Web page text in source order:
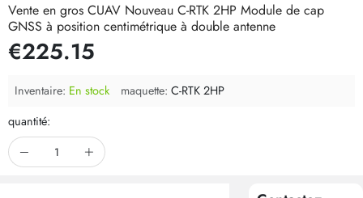
Vente en gros CUAV Nouveau C-RTK 2HP Module de cap
GNSS à position centimétrique à double antenne
€225.15
Inventaire: En stock maquette: C-RTK 2HP
quantité: